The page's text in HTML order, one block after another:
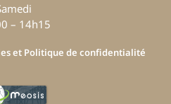
– 14h15
et Politique de confidentialité